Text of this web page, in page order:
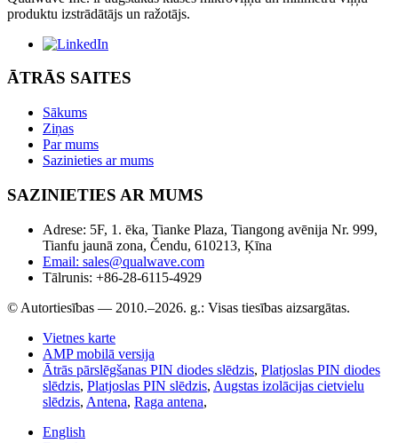
produktu izstrādātājs un ražotājs.
ĀTRĀS SAITES
Sākums
Ziņas
Par mums
Sazinieties ar mums
SAZINIETIES AR MUMS
Adrese: 5F, 1. ēka, Tianke Plaza, Tiangong avēnija Nr. 999,
Tianfu jaunā zona, Čendu, 610213, Ķīna
Email: sales@qualwave.com
Tālrunis: +86-28-6115-4929
© Autortiesības — 2010.–2026. g.: Visas tiesības aizsargātas.
Vietnes karte
AMP mobilā versija
Ātrās pārslēgšanas PIN diodes slēdzis, Platjoslas PIN diodes
slēdzis, Platjoslas PIN slēdzis, Augstas izolācijas cietvielu
slēdzis, Antena, Raga antena,
English